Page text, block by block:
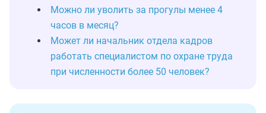
Можно ли уволить за прогулы менее 4
часов в месяц?
Может ли начальник отдела кадров
работать специалистом по охране труда
при численности более 50 человек?